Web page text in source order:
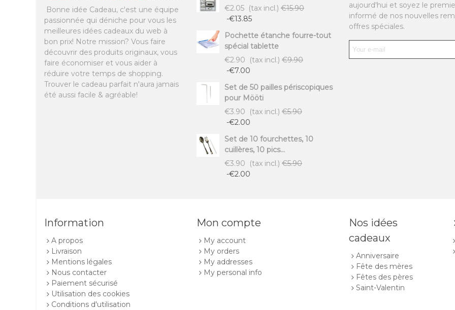
Bonne idée Cadeau, c'est une équipe
passionnée qui déniche pour vous les
meilleures idées cadeaux du web à
bon prix! Notre mission? Vous faire
découvrir des produits originaux, vous
faire économiser et vous aider à
réduire votre temps de shopping.
Trouver le cadeau parfait n'aura jamais
été aussi facile & agréable!
€2.05 (tax incl.) €15.90
-€13.85
Pochette étanche fourre-tout
spécial tablette
€2.90
(tax incl.) €9.90
-€7.00
Set de 50 pailles périscopiques
pour Mööti
€3.90
(tax incl.) €5.90
-€2.00
Set de 10 fourchettes, 10
cuillères, 10 pics...
€3.90
(tax incl.) €5.90
-€2.00
aujourd'hui et soyez le
informé de nos nouvelles
offres spéciales.
Information
A propos
Livraison
Mentions légales
Nous contacter
Paiement sécurisé
Utilisation des cookies
Conditions d'utilisation
Mon compte
My account
My orders
My addresses
My personal info
Nos idées
cadeaux
Anniversaire
Fête des mères
Fêtes des pères
Saint-Valentin